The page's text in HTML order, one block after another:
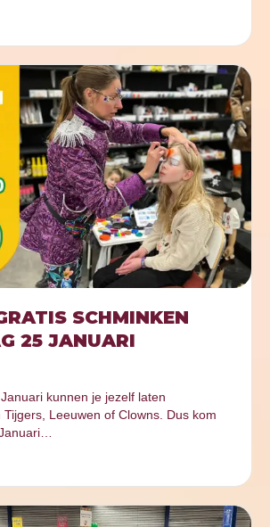
SCHMINKEN
25 JANUARI
kunnen je jezelf laten
Leeuwen of Clowns. Dus kom